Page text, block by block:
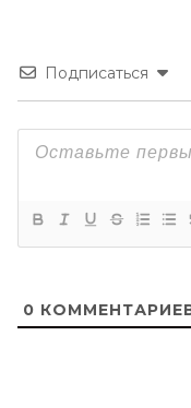
Подписаться
0